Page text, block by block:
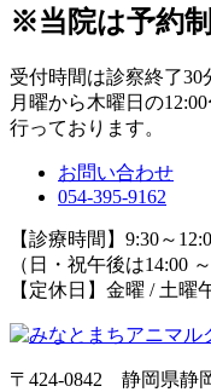
※当院は予約
受付時間は診察終了30
月曜から木曜日の
行っております。
お問い合わせ
054-395-9162
【診療時間】9:30～
（日・祝午後は14:00 ～
【定休日】金曜 / 土曜
〒424-0842 静岡県静